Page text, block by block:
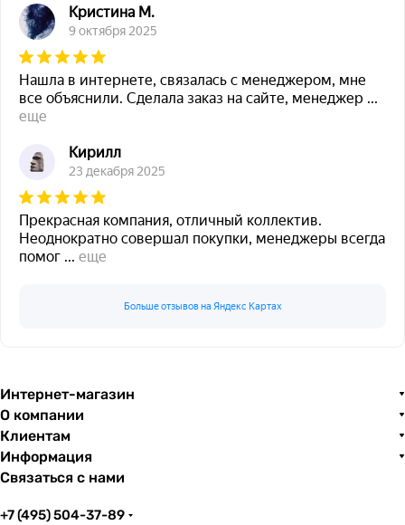
Кристина М.
9 октября 2025
Нашла в интернете, связалась с менеджером, мне
все объяснили. Сделала заказ на сайте, менеджер ...
еще
Кирилл
23 декабря 2025
Прекрасная компания, отличный коллектив.
Неоднократно совершал покупки, менеджеры всегда
помог ... еще
Больше отзывов на Яндекс Картах
Интернет-магазин
О компании
Клиентам
Информация
Связаться с нами
+7 (495) 504-37-89